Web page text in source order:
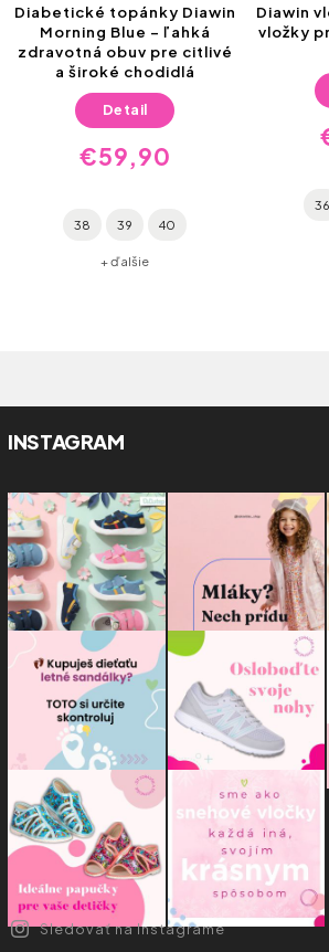
Diabetické topánky Diawin
Morning Blue – ľahká
zdravotná obuv pre citlivé
a široké chodidlá
€59,90
Detail
38 39 40
+ ďalšie
Diawin
vložky
36
INSTAGRAM
Sledovať na Instagrame